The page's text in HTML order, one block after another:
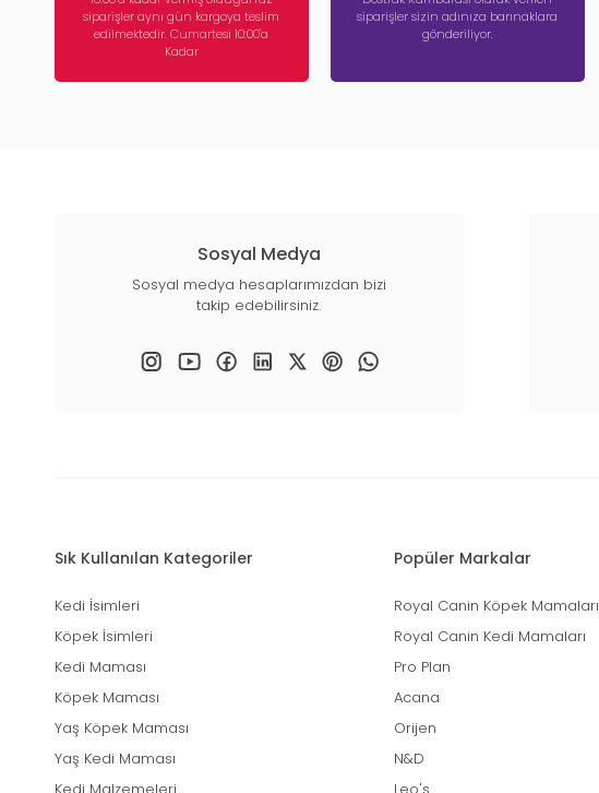
siparişler aynı gün kargoya teslim
edilmektedir. Cumartesi 10:00'a
Kadar
siparişler sizin adınıza barınaklara
gönderiliyor.
Sosyal Medya
Sosyal medya hesaplarımızdan bizi
takip edebilirsiniz.
Sık Kullanılan Kategoriler
Kedi İsimleri
Köpek İsimleri
Kedi Maması
Köpek Maması
Yaş Köpek Maması
Yaş Kedi Maması
Popüler Markalar
Royal Canin Köpek Mamaları
Royal Canin Kedi Mamaları
Pro Plan
Acana
Orijen
N&D